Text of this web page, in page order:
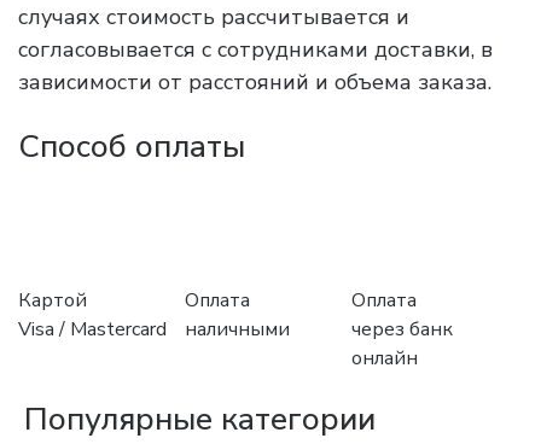
случаях стоимость рассчитывается и
согласовывается с сотрудниками доставки, в
зависимости от расстояний и объема заказа.
Способ оплаты
Картой
Visa / Mastercard
Оплата
наличными
Оплата
через банк
онлайн
Популярные категории